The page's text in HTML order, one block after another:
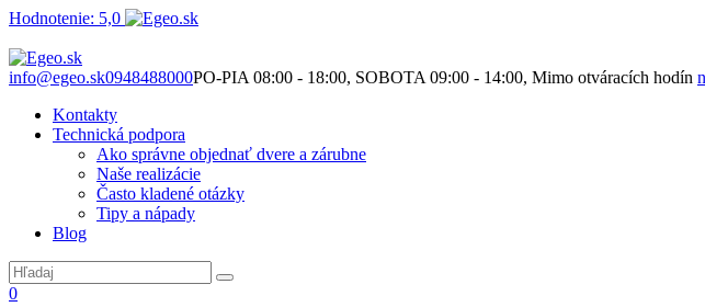
Hodnotenie: 5,0
info@egeo.sk0948488000PO-PIA 08:00 - 18:00, SOBOTA 09:00 - 14:00, Mimo otváracích hodín
Kontakty
Technická podpora
Ako správne objednať dvere a zárubne
Naše realizácie
Často kladené otázky
Tipy a nápady
Blog
0